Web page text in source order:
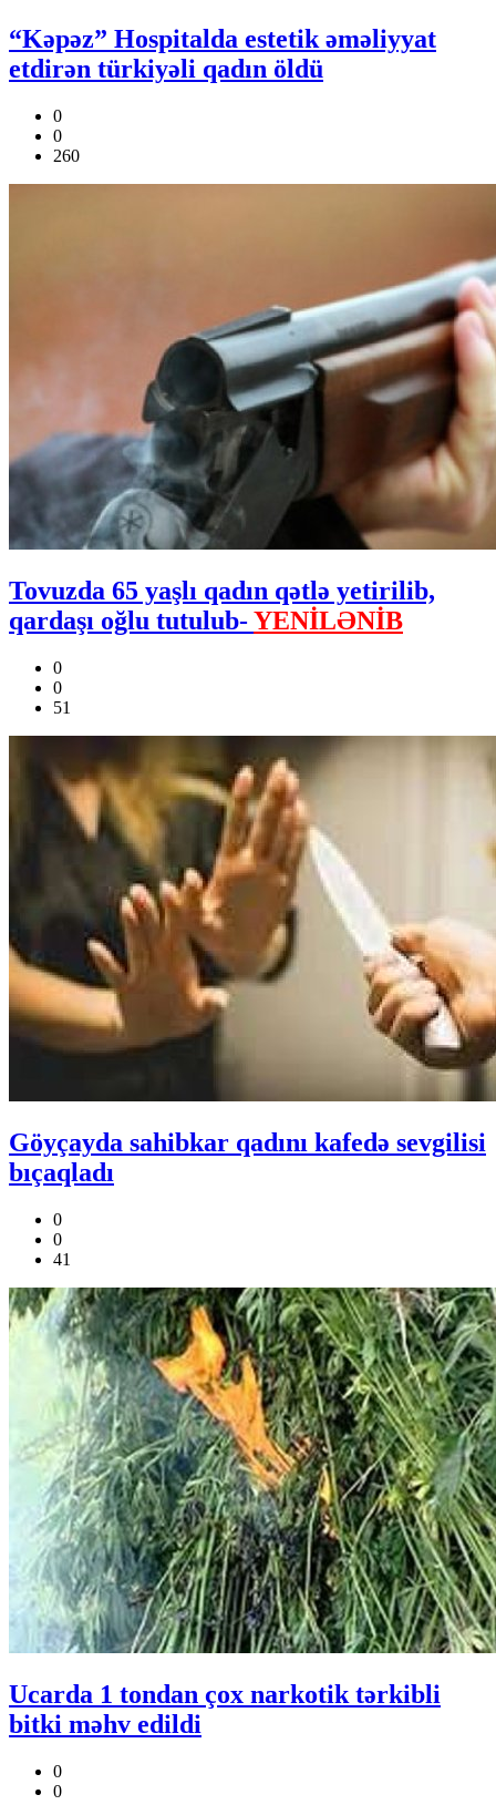
“Kəpəz” Hospitalda estetik əməliyyat
etdirən türkiyəli qadın öldü
0
0
260
Tovuzda 65 yaşlı qadın qətlə yetirilib,
qardaşı oğlu tutulub-YENİLƏNİB
0
0
51
Göyçayda sahibkar qadını kafedə sevgilisi
bıçaqladı
0
0
41
Ucarda 1 tondan çox narkotik tərkibli
bitki məhv edildi
0
0